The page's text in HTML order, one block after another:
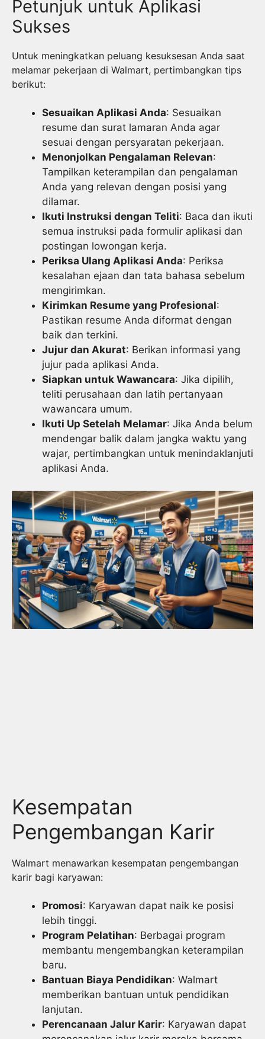
Petunjuk untuk Aplikasi
Sukses
Untuk meningkatkan peluang kesuksesan Anda saat
melamar pekerjaan di Walmart, pertimbangkan tips
berikut:
Sesuaikan Aplikasi Anda: Sesuaikan
resume dan surat lamaran Anda agar
sesuai dengan persyaratan pekerjaan.
Menonjolkan Pengalaman Relevan:
Tampilkan keterampilan dan pengalaman
Anda yang relevan dengan posisi yang
dilamar.
Ikuti Instruksi dengan Teliti: Baca dan ikuti
semua instruksi pada formulir aplikasi dan
postingan lowongan kerja.
Periksa Ulang Aplikasi Anda: Periksa
kesalahan ejaan dan tata bahasa sebelum
mengirimkan.
Kirimkan Resume yang Profesional:
Pastikan resume Anda diformat dengan
baik dan terkini.
Jujur dan Akurat: Berikan informasi yang
jujur pada aplikasi Anda.
Siapkan untuk Wawancara: Jika dipilih,
teliti perusahaan dan latih pertanyaan
wawancara umum.
Ikuti Up Setelah Melamar: Jika Anda belum
mendengar balik dalam jangka waktu yang
wajar, pertimbangkan untuk menindaklanjuti
aplikasi Anda.
Kesempatan
Pengembangan Karir
Walmart menawarkan kesempatan pengembangan
karir bagi karyawan:
Promosi: Karyawan dapat naik ke posisi
lebih tinggi.
Program Pelatihan: Berbagai program
membantu mengembangkan keterampilan
baru.
Bantuan Biaya Pendidikan: Walmart
memberikan bantuan untuk pendidikan
lanjutan.
Perencanaan Jalur Karir: Karyawan dapat